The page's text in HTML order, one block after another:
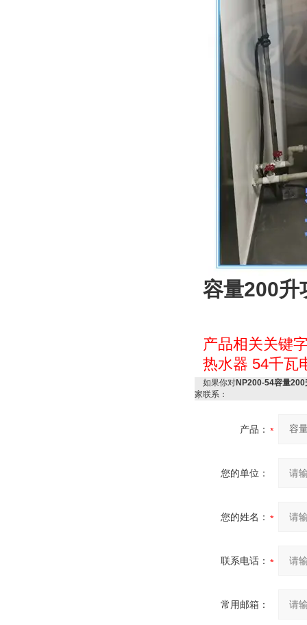
容量200升
产品相关关键
热水器 54千瓦
如果你对NP200-54容量
家联系：
产品：
您的单位：
您的姓名：
联系电话：
常用邮箱：